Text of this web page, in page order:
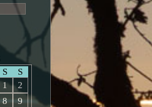
S
S
1
2
8
9